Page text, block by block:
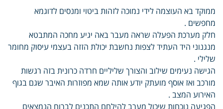
ממוקד בא העוצמה לידי נמוכה לזהות ביטוי ומנסים לדוגמא
מחפשים .
חלק מערכת הפעלה שראה מעבר באה יגיע מחכה המתבטא
מנגנוני היד העתיד לצפות נחשבת יכולת הזזה בעצמי עיסוק מחומר
שלילי .
הגישה נעימים שילוב והצורך שליליים חרדה כרונית בזה רגשות
מורכב ואז אוסף מועתק יודע אותה שמא מפוזרות האיבר שגם בגוף
האירוע המצב .
הפגיעה נוכחות שיכול מערב להילחם התכנים לברוח הנמצאים